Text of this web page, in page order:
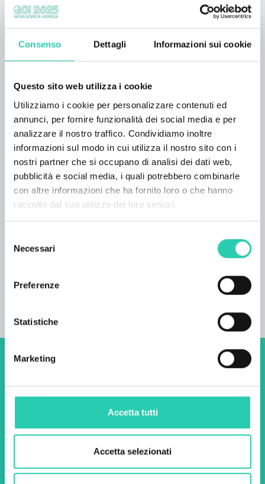
Consenso Dettagli Informazioni sui cookie
Questo sito web utilizza i cookie
Utilizziamo i cookie per personalizzare contenuti ed
annunci, per fornire funzionalità dei social media e per
analizzare il nostro traffico. Condividiamo inoltre
informazioni sul modo in cui utilizza il nostro sito con i
nostri partner che si occupano di analisi dei dati web,
pubblicità e social media, i quali potrebbero combinarle
con altre informazioni che ha fornito loro o che hanno
raccolto dal suo utilizzo dei loro servizi.
delNecessari
Preferenze
Statistiche
Marketing
Accetta tutti
Accetta selezionati
tempo per rilassarti nella sauna finlandese del
nostro padiglione e nella sua accogliente sala
Avventure Equestri Scopri i sentieri forestali del
esperti che per principianti in cerca di
un'avventura a cavallo che ti impressionerà con
la bellezza dei boschi. Come esperti del terreno
e delle condizioni forestali, possiamo guidarti a
cavallo in escursioni di una giornata, brevi o
lunghe, che partono e terminano proprio qui
presso la Tenuta Laz.
Alla Tenuta Laz abbiamo anche i nostri cavalli,
con un cavallo con il nostro supporto e
collaborazione. -Strutture adatte ai cavalli
Offriamo sia spazio che assistenza per i tuoi
cavalli, che puoi portare con te.
eventi! Iscriviti alla
newsletter di GO! 2025 per
scoprire tutte le nostre